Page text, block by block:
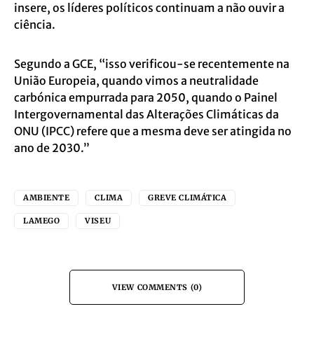
insere, os líderes políticos continuam a não ouvir a
ciência.
Segundo a GCE, “isso verificou-se recentemente na
União Europeia, quando vimos a neutralidade
carbónica empurrada para 2050, quando o Painel
Intergovernamental das Alterações Climáticas da
ONU (IPCC) refere que a mesma deve ser atingida no
ano de 2030.”
AMBIENTE CLIMA GREVE CLIMÁTICA
LAMEGO VISEU
VIEW COMMENTS (0)